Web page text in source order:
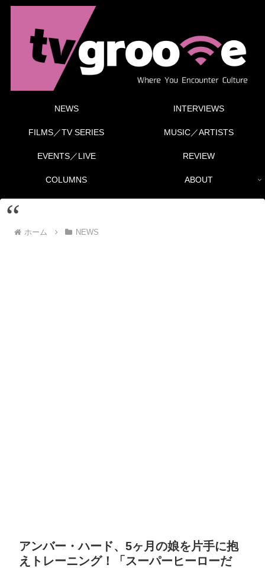
NEWS INTERVIEWS
FILMS／TV SERIES MUSIC／ARTISTS
EVENTS／LIVE REVIEW
COLUMNS ABOUT
ホーム NEWS
アンバー・ハード、5ヶ月の娘を片手に抱
えトレーニング！「スーパーヒーローだ